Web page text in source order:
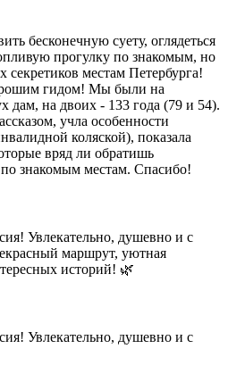
бесконечную суету, оглядеться
прогулку по знакомым, но
местам Петербурга!
гидом! Мы были на
дам, на двоих - 133 года (79 и 54).
учла особенности
коляской), показала
вряд ли обратишь
знакомым местам. Спасибо!
Увлекательно, душевно и с
маршрут, уютная
историй! 🌿
Увлекательно, душевно и с